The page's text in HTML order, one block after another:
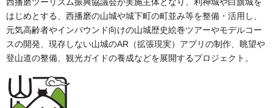
西播磨ツーリズム振興協議会が実施主体となり、利神城や白旗城を
はじめとする、西播磨の山城や城下町の町並み等を整備・活用し、
元気高齢者やインバウンド向けの山城歴史絵巻ツアーやモデルコー
スの開発、現存しない山城のAR（拡張現実）アプリの制作、眺望や
登山道の整備、観光ガイドの養成などを展開するプロジェクト。